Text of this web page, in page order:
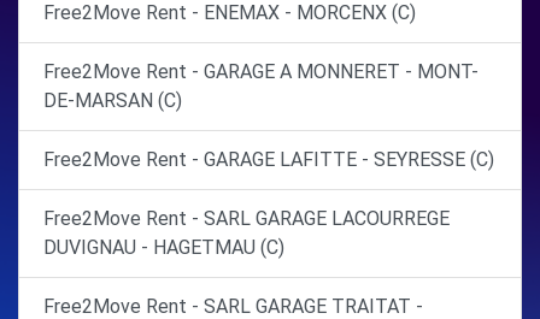
Free2Move Rent - ENEMAX - MORCENX (C)
Free2Move Rent - GARAGE A MONNERET - MONT-
DE-MARSAN (C)
Free2Move Rent - GARAGE LAFITTE - SEYRESSE (C)
Free2Move Rent - SARL GARAGE LACOURREGE
DUVIGNAU - HAGETMAU (C)
Free2Move Rent - SARL GARAGE TRAITAT -